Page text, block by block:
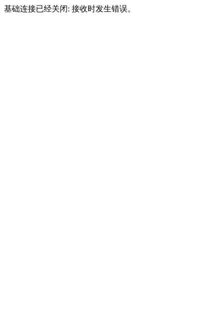
基础连接已经关闭: 接收时发生错误。